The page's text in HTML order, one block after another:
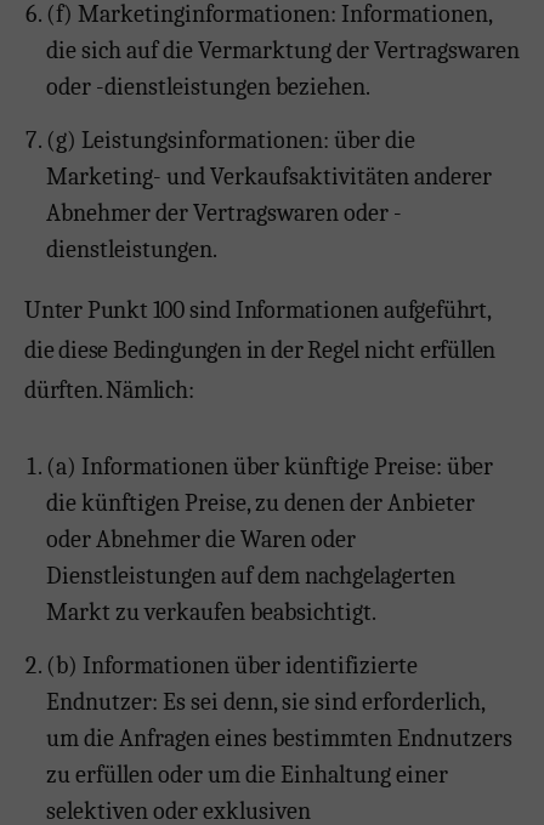
(f) Marketinginformationen: Informationen,
die sich auf die Vermarktung der Vertragswaren
oder -dienstleistungen beziehen.
(g) Leistungsinformationen: über die
Marketing- und Verkaufsaktivitäten anderer
Abnehmer der Vertragswaren oder -
dienstleistungen.
Unter Punkt 100 sind Informationen aufgeführt,
die diese Bedingungen in der Regel nicht erfüllen
dürften. Nämlich:
(a) Informationen über künftige Preise: über
die künftigen Preise, zu denen der Anbieter
oder Abnehmer die Waren oder
Dienstleistungen auf dem nachgelagerten
Markt zu verkaufen beabsichtigt.
(b) Informationen über identifizierte
Endnutzer: Es sei denn, sie sind erforderlich,
um die Anfragen eines bestimmten Endnutzers
zu erfüllen oder um die Einhaltung einer
selektiven oder exklusiven